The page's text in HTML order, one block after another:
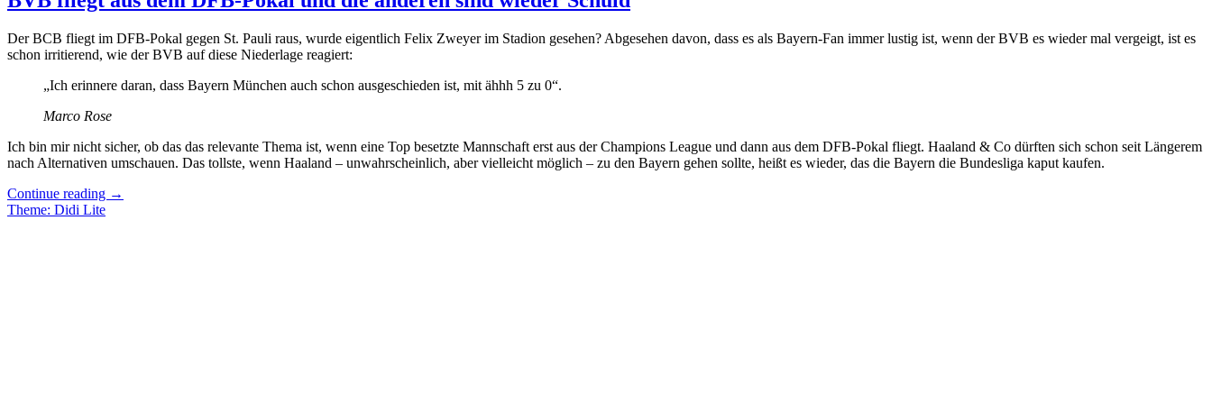
Der BCB fliegt im DFB-Pokal gegen St. Pauli raus, wurde eigentlich Felix Zweyer im Stadion gesehen? Abgesehen davon, dass es als Bayern-Fan immer lustig ist, wenn der BVB es wieder mal vergeigt, ist es
schon irritierend, wie der BVB auf diese Niederlage reagiert:
„Ich erinnere daran, dass Bayern München auch schon ausgeschieden ist, mit ähhh 5 zu 0“.
Marco Rose
Ich bin mir nicht sicher, ob das das relevante Thema ist, wenn eine Top besetzte Mannschaft erst aus der Champions League und dann aus dem DFB-Pokal fliegt. Haaland & Co dürften sich schon seit Längerem
nach Alternativen umschauen. Das tollste, wenn Haaland – unwahrscheinlich, aber vielleicht möglich – zu den Bayern gehen sollte, heißt es wieder, das die Bayern die Bundesliga kaput kaufen.
Continue reading „BVB
→
Theme: Didi Lite